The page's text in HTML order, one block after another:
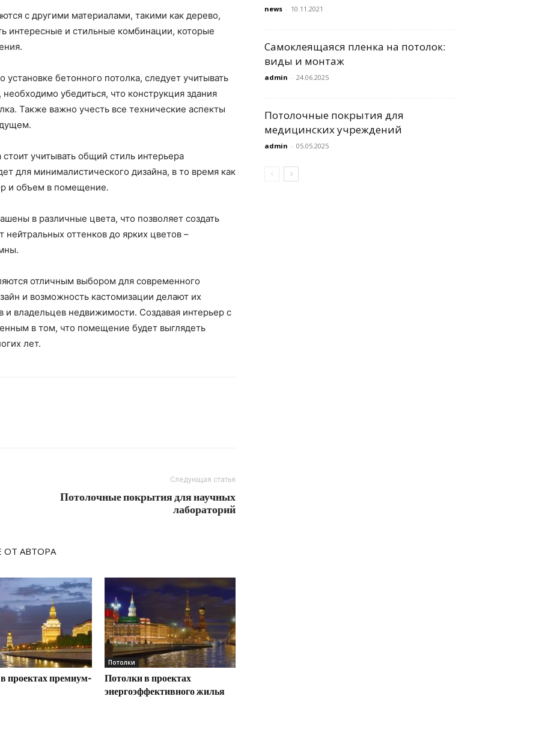
с другими материалами, такими как дерево,
интересные и стильные комбинации, которые
бетонного потолка, следует учитывать
убедиться, что конструкция здания
Также важно учесть все технические аспекты
учитывать общий стиль интерьера
для минималистического дизайна, в то время как
и объем в помещение.
в различные цвета, что позволяет создать
оттенков до ярких цветов –
отличным выбором для современного
и возможность кастомизации делают их
владельцев недвижимости. Создавая интерьер с
в том, что помещение будет выглядеть
лет.
Следующая статья
Потолочные покрытия для научных
лабораторий
ОТ АВТОРА
проектах премиум-
Потолки
Потолки в проектах
энергоэффективного жилья
news - 10.11.2021
Самоклеящаяся пленка на потолок:
виды и монтаж
admin - 24.06.2025
Потолочные покрытия для
медицинских учреждений
admin - 05.05.2025